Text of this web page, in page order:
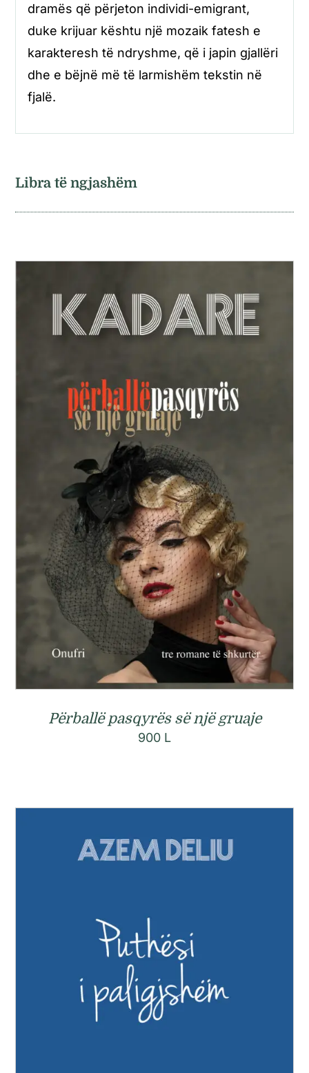
dramës që përjeton individi-emigrant,
duke krijuar kështu një mozaik fatesh e
karakteresh të ndryshme, që i japin gjallëri
dhe e bëjnë më të larmishëm tekstin në
fjalë.
Libra të ngjashëm
Përballë pasqyrës së një gruaje
900 L